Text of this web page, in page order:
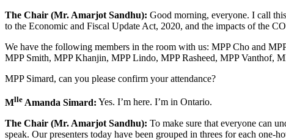
The Chair (Mr. Amarjot Sandhu): Good morning, everyone. I call
to the Economic and Fiscal Update Act, 2020, and the impacts of the
We have the following members in the room with us: MPP Cho and
MPP Smith, MPP Khanjin, MPP Lindo, MPP Rasheed, MPP Vanthof,
MPP Simard, can you please confirm your attendance?
Mlle Amanda Simard: Yes. I’m here. I’m in Ontario.
The Chair (Mr. Amarjot Sandhu): To make sure that everyone can
speak. Our presenters today have been grouped in threes for each one-